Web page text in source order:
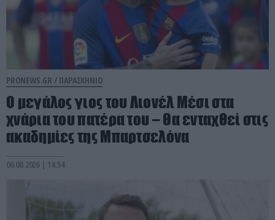
PRONEWS.GR / ΠΑΡΑΣΚΗΝΙΟ
Ο μεγάλος γιος του Λιονέλ Μέσι στα
χνάρια του πατέρα του – Θα ενταχθεί στις
ακαδημίες της Μπαρτσελόνα
06.08.2026 | 14:54